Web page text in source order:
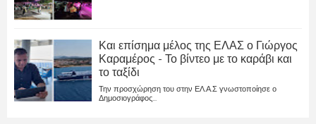
Και επίσημα μέλος της ΕΛΑΣ ο Γιώργος
Καραμέρος - Το βίντεο με το καράβι και
το ταξίδι
Την προσχώρηση του στην ΕΛ.Α.Σ γνωστοποίησε ο
Δημοσιογράφος...